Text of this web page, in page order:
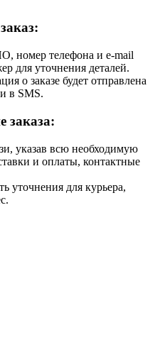
номер телефона и e-mail
для уточнения деталей.
о заказе будет отправлена
в SMS.
заказа:
указав всю необходимую
и оплаты, контактные
уточнения для курьера,